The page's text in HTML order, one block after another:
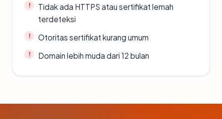
Tidak ada HTTPS atau sertifikat lemah
terdeteksi
Otoritas sertifikat kurang umum
Domain lebih muda dari 12 bulan